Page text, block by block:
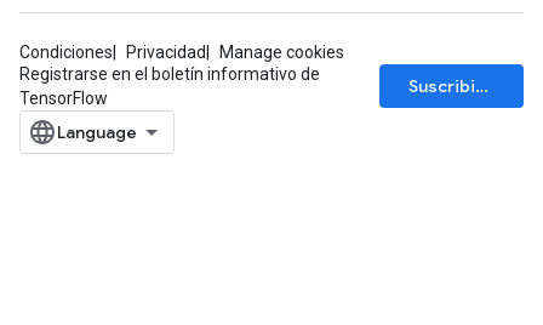
Condiciones Privacidad
Manage cookies
Registrarse en el boletín informativo de
TensorFlow
Suscribirse